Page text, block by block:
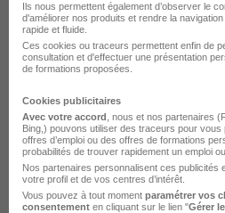
Développeur Full Stack
Angular - Node.Js -
INTED GROUP (IEG)
Paris - 75 Alternance 1 an
Voir l’offre
Ils nous permettent également d’observer le
d'améliorer nos produits et rendre la
rapide et fluide.
Ces cookies ou traceurs permettent enfin de
consultation et d'effectuer une présentation
de formations proposées.
Cookies publicitaires
Avec votre accord , nous et nos partenaires
Bing,) pouvons utiliser des traceurs pour
offres d’emploi ou des offres de formations
probabilités de trouver rapidement un emploi
Nos partenaires personnalisent ces publicités
votre profil et de vos centres d’intérêt.
Vous pouvez à tout moment paramétrer vos
consentement en cliquant sur le lien "Gérer